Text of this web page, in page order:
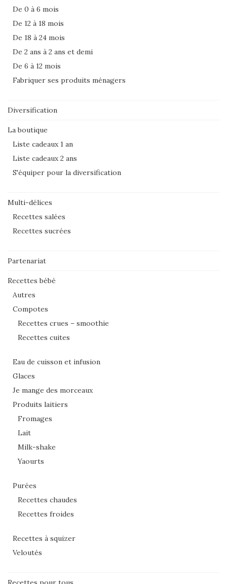
De 0 à 6 mois
De 12 à 18 mois
De 18 à 24 mois
De 2 ans à 2 ans et demi
De 6 à 12 mois
Fabriquer ses produits ménagers
Diversification
La boutique
Liste cadeaux 1 an
Liste cadeaux 2 ans
S'équiper pour la diversification
Multi-délices
Recettes salées
Recettes sucrées
Partenariat
Recettes bébé
Autres
Compotes
Recettes crues – smoothie
Recettes cuites
Eau de cuisson et infusion
Glaces
Je mange des morceaux
Produits laitiers
Fromages
Lait
Milk-shake
Yaourts
Purées
Recettes chaudes
Recettes froides
Recettes à squizer
Veloutés